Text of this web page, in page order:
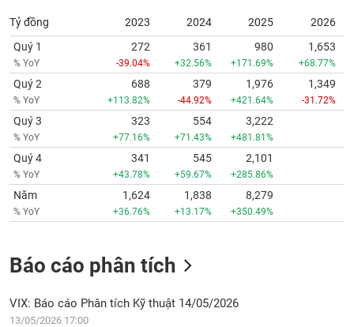
Tỷ đồng 2023 2024 2025
2026
Quý 1
% YoY
272
-39.04%
361
+32.56%
980
+171.69%
1,653
+68.77%
Quý 2
% YoY
688
+113.82%
379
-44.92%
1,976
+421.64%
1,349
-31.72%
Quý 3
% YoY
323
+77.16%
554
+71.43%
3,222
+481.81%
Quý 4
% YoY
341
+43.78%
545
+59.67%
2,101
+285.86%
Năm
% YoY
1,624
+36.76%
1,838
+13.17%
8,279
+350.49%
Báo cáo phân tích
VIX: Báo cáo Phân tích Kỹ thuật 14/05/2026
13/05/2026 17:00